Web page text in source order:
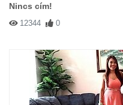
Nincs cím!
12344 0